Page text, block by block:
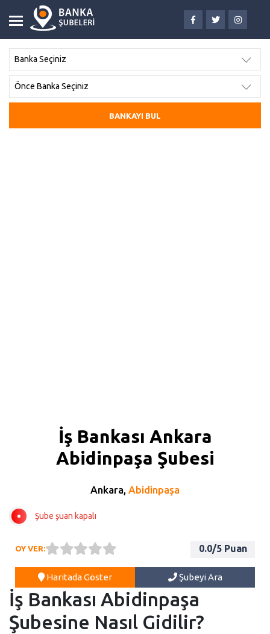
İş Bankası Ankara
Abidinpaşa Şubesi
Ankara, Abidinpaşa
Şube şuan kapalı
OY VER: 0.0/5 Puan
Haritada Göster Şubeyi Ara
İş Bankası Abidinpaşa
Şubesine Nasıl Gidilir?